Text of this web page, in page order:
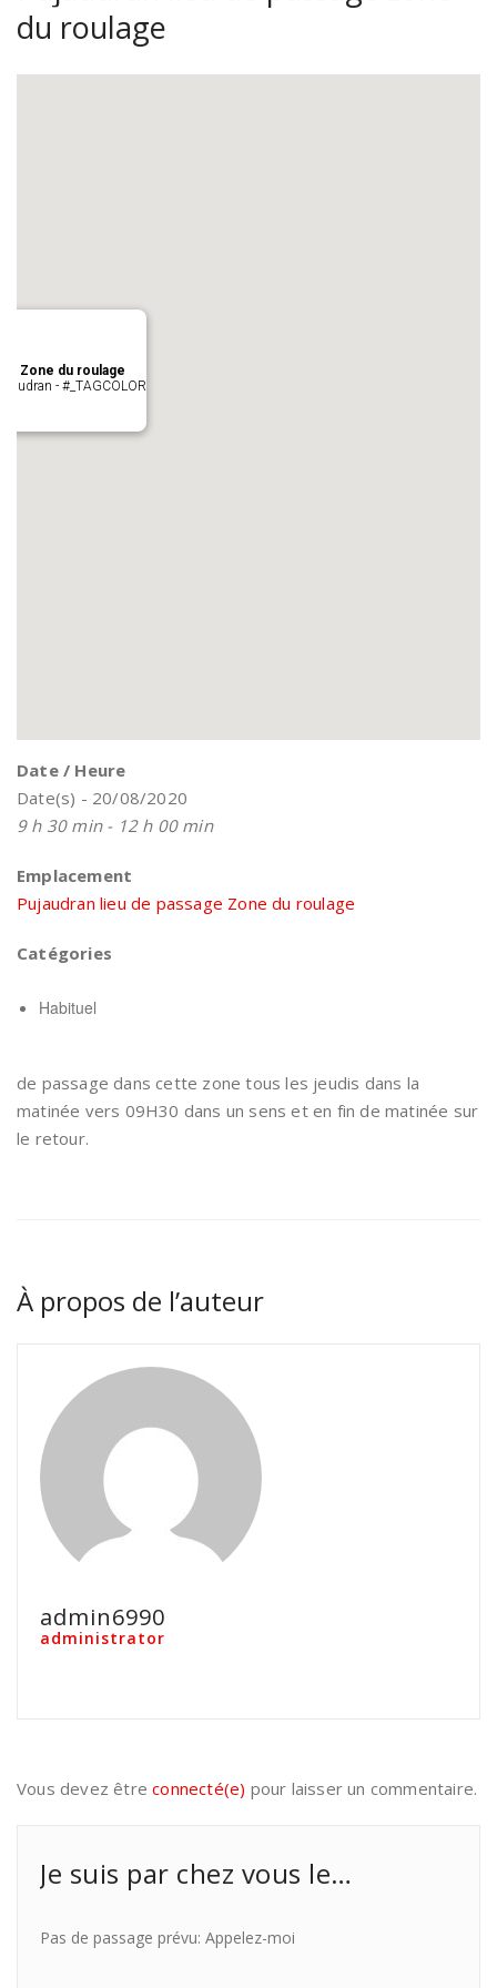
du roulage
Zone du roulage
- #_TAGCOLOR
Date / Heure
Date(s) - 20/08/2020
9 h 30 min - 12 h 00 min
Emplacement
Pujaudran lieu de passage Zone du roulage
Catégories
Habituel
de passage dans cette zone tous les jeudis dans la
matinée vers 09H30 dans un sens et en fin de matinée sur
le retour.
À propos de l’auteur
admin6990
administrator
Vous devez êtreconnecté(e) pour laisser un commentaire.
Je suis par chez vous le…
Pas de passage prévu: Appelez-moi